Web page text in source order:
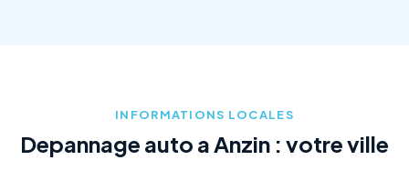
INFORMATIONS LOCALES
Depannage auto a Anzin : votre ville